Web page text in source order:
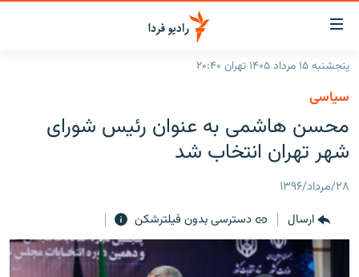
لینک‌های
قابلیت
دسترسی
بازگشت
منوی
اصلی
رفتن
صفحه
جستجو
جهان
برنامه‌های رادیویی
فرکانس‌ها
پادکست
چندرسانه‌ای
گزارش‌های تصویری
زنان فردا
پنجشنبه ۱۵ مرداد ۱۴۰۵ تهران ۲۰:۴۰
سیاسی
محسن هاشمی به عنوان رئیس شورای
شهر تهران انتخاب شد
۲۸/مرداد/۱۳۹۶
ارسال
دسترسی بدون فیلترشکن